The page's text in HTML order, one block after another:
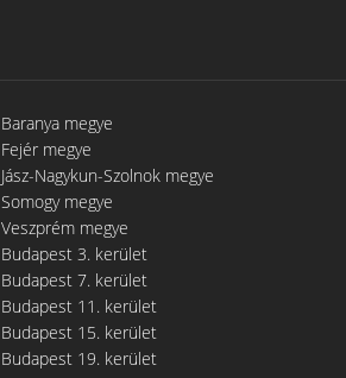
Baranya megye
Fejér megye
Jász-Nagykun-Szolnok megye
Somogy megye
Veszprém megye
Budapest 3. kerület
Budapest 7. kerület
Budapest 11. kerület
Budapest 15. kerület
Budapest 19. kerület